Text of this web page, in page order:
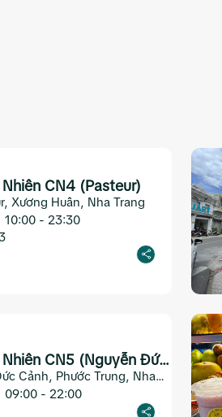
CN4 (Pasteur)
Xương Huân, Nha Trang
10:00 - 23:30
CN5 (Nguyễn Đức
Cảnh, Phước Trung, Nha
09:00 - 22:00